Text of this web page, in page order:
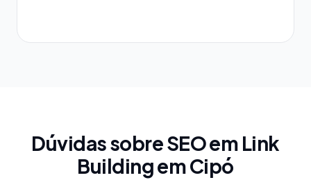
Dúvidas sobre SEO em Link
Building em Cipó